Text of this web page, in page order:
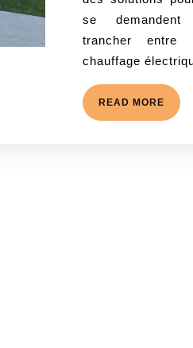
se demandent
trancher entre
chauffage
READ MORE READ
MORE